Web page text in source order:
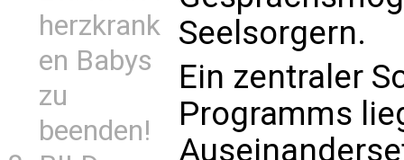
herzkrank
en Babys
zu
beenden!
Seelsorgern.
Ein zentraler
Programms